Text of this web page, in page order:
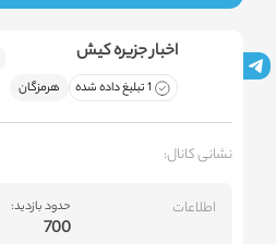
اخبار جزیره کیش
1 تبلیغ داده شده هرمزگان
نشانی کانال:
اطلاعات حدود بازدید:
700